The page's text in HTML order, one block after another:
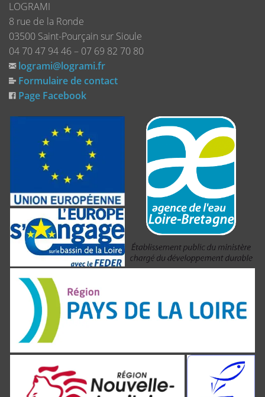
LOGRAMI
8 rue de la Ronde
03500 Saint-Pourçain sur Sioule
04 70 47 94 46 – 07 69 82 70 80
logrami@logrami.fr
Formulaire de contact
Page Facebook